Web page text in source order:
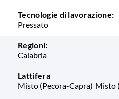
Tecnologie di lavorazione:
Pressato
Regioni:
Calabria
Lattifera
Misto (Pecora-Capra) Misto